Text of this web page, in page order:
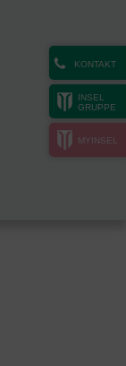
KONTAKT
INSEL
GRUPPE
MYINSEL